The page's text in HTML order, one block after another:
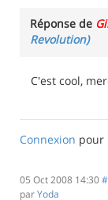
Réponse de
Revolution)
C'est cool,
Connexion pour
05 Oct 2008 14:30
parYoda